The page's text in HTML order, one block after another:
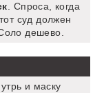
. Спроса, когда
суд должен
дешево.
и маску